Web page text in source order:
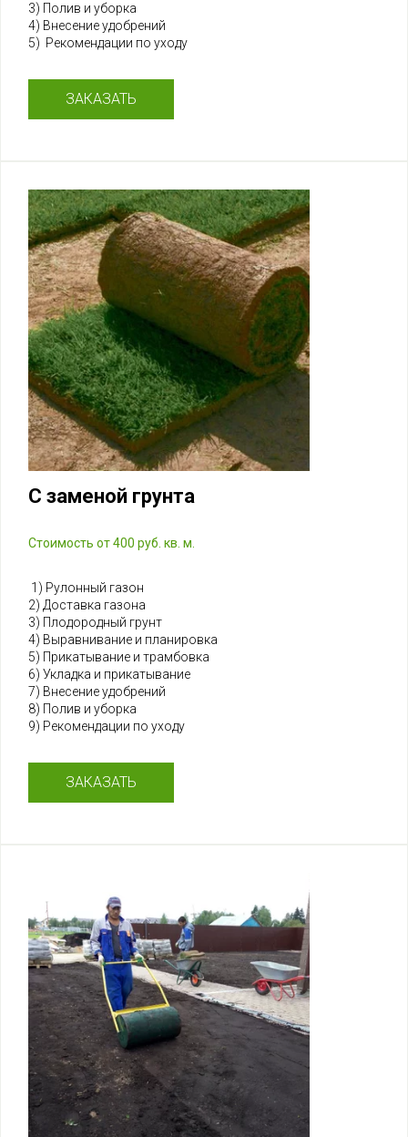
3) Полив и уборка
4) Внесение удобрений
5) Рекомендации по уходу
ЗАКАЗАТЬ
С заменой грунта
Стоимость от 400 руб. кв. м.
1) Рулонный газон
2) Доставка газона
3) Плодородный грунт
4) Выравнивание и планировка
5) Прикатывание и трамбовка
6) Укладка и прикатывание
7) Внесение удобрений
8) Полив и уборка
9) Рекомендации по уходу
ЗАКАЗАТЬ